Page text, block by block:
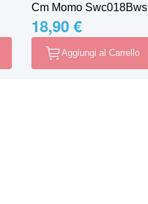
Cm Momo Swc018Bws
18,90 €
Aggiungi al Carrello